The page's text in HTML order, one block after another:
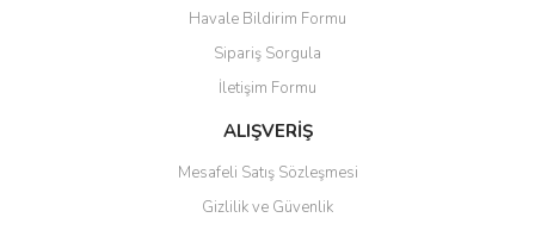
Havale Bildirim Formu
Sipariş Sorgula
İletişim Formu
ALIŞVERİŞ
Mesafeli Satış Sözleşmesi
Gizlilik ve Güvenlik